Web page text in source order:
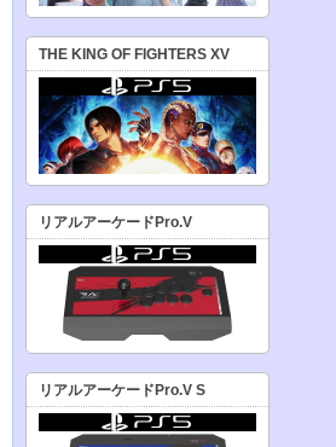
THE KING OF FIGHTERS XV
リアルアーケードPro.V
リアルアーケードPro.V S